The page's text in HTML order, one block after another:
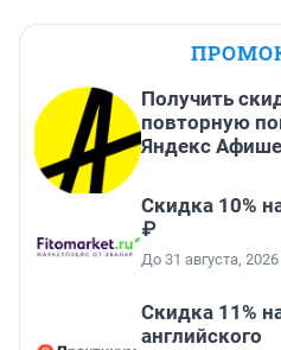
Получить
повторную
Яндекс Афише
Скидка 10%
₽
До 31 августа, 2026
Скидка 11%
английского